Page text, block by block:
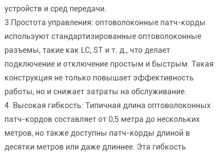
устройств и сред передачи.
3.Простота управления: оптоволоконные патч-корды
используют стандартизированные оптоволоконные
разъемы, такие как LC, ST и т. д., что делает
подключение и отключение простым и быстрым. Такая
конструкция не только повышает эффективность
работы, но и снижает затраты на обслуживание.
4. Высокая гибкость: Типичная длина оптоволоконных
патч-кордов составляет от 0,5 метра до нескольких
метров, но также доступны патч-корды длиной в
десятки метров или даже длиннее. Эта гибкость